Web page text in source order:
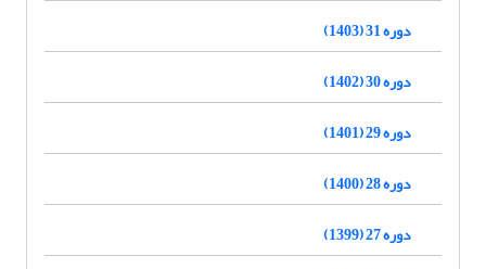
دوره 31 (1403)
دوره 30 (1402)
دوره 29 (1401)
دوره 28 (1400)
دوره 27 (1399)